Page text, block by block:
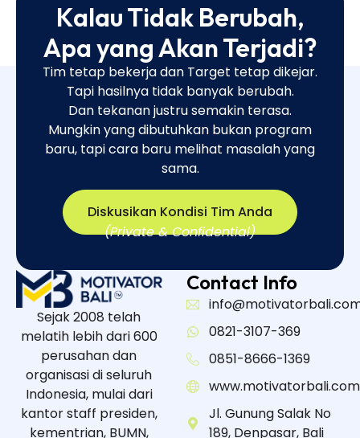
Kalau Tidak Berubah,
Apa yang Akan Terjadi?
Tim tetap bekerja dan Target tetap dikejar.
Tapi hasilnya tidak banyak berubah.
Dan tekanan justru semakin terasa.
Mungkin yang dibutuhkan bukan program
baru, tapi cara baru melihat masalah yang
sama.​
Diskusikan Kondisi Tim Anda
(Private & Confidential)
Sejak 2008 telah
melatih lebih dari 600
perusahan dan
organisasi di seluruh
Indonesia, mulai dari
kantor staff presiden,
kementrian, BUMN,
Contact Info
0821-3107-369
0851-8666-1369
www.motivatorbali.com
Jl. Gunung Salak No
189, Denpasar, Bali